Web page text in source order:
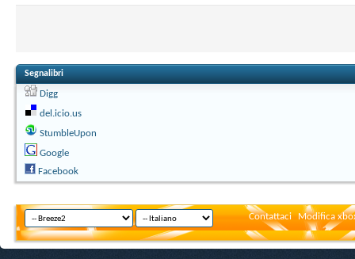
Segnalibri
Digg
del.icio.us
StumbleUpon
Google
Facebook
Contattaci Modifica